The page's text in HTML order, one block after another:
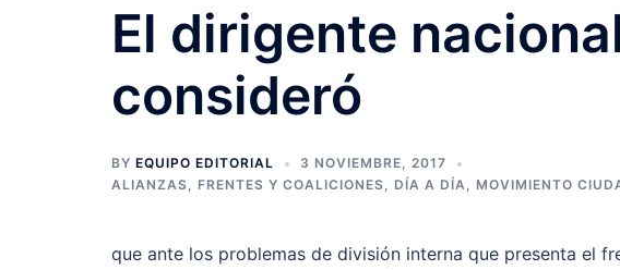
El dirigente
consideró
BY EQUIPO EDITORIAL
3 NOVIEMBRE, 2017
ALIANZAS, FRENTES Y COALICIONES, DÍA A DÍA, MOVIMIENTO
que ante los problemas de división interna que presenta el